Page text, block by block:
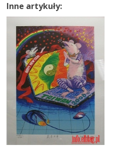
Inne artykuły: